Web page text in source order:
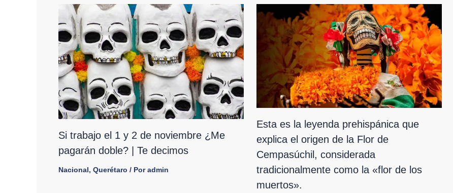
Si trabajo el 1 y 2 de noviembre ¿Me
pagarán doble? | Te decimos
Nacional, Querétaro / Poradmin
Esta es la leyenda prehispánica que
explica el origen de la Flor de
Cempasúchil, considerada
tradicionalmente como la «flor de los
muertos».